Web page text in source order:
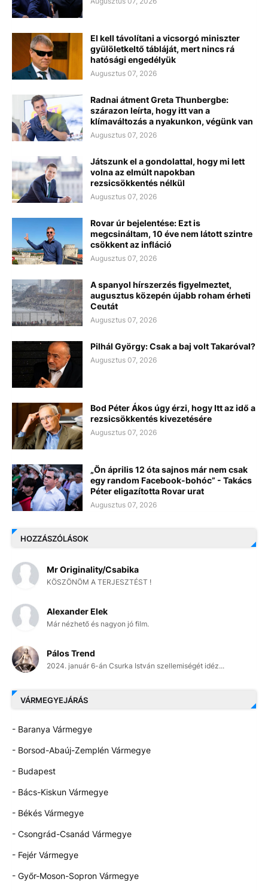
El kell távolítani a vicsorgó miniszter
gyülöletkeltő tábláját, mert nincs rá
hatósági engedélyük
Augusztus 07, 2026
Radnai átment Greta Thunbergbe:
szárazon leírta, hogy itt van a
klímaváltozás a nyakunkon, végünk van
Augusztus 07, 2026
Játszunk el a gondolattal, hogy mi lett
volna az elmúlt napokban
rezsicsökkentés nélkül
Augusztus 07, 2026
Rovar úr bejelentése: Ezt is
megcsináltam, 10 éve nem látott szintre
csökkent az infláció
Augusztus 07, 2026
A spanyol hírszerzés figyelmeztet,
augusztus közepén újabb roham érheti
Ceutát
Augusztus 07, 2026
Pilhál György: Csak a baj volt Takaróval?
Augusztus 07, 2026
Bod Péter Ákos úgy érzi, hogy Itt az idő a
rezsicsökkentés kivezetésére
Augusztus 07, 2026
„Ön április 12 óta sajnos már nem csak
egy random Facebook-bohóc” - Takács
Péter eligazította Rovar urat
Augusztus 07, 2026
HOZZÁSZÓLÁSOK
Mr Originality/Csabika
KÖSZÖNÖM A TERJESZTÉST !
Alexander Elek
Már nézhető és nagyon jó film.
Pálos Trend
2024. január 6-án Csurka István szellemiségét idéz...
VÁRMEGYEJÁRÁS
- Baranya Vármegye
- Borsod-Abaúj-Zemplén Vármegye
- Budapest
- Bács-Kiskun Vármegye
- Békés Vármegye
- Csongrád-Csanád Vármegye
- Fejér Vármegye
- Győr-Moson-Sopron Vármegye